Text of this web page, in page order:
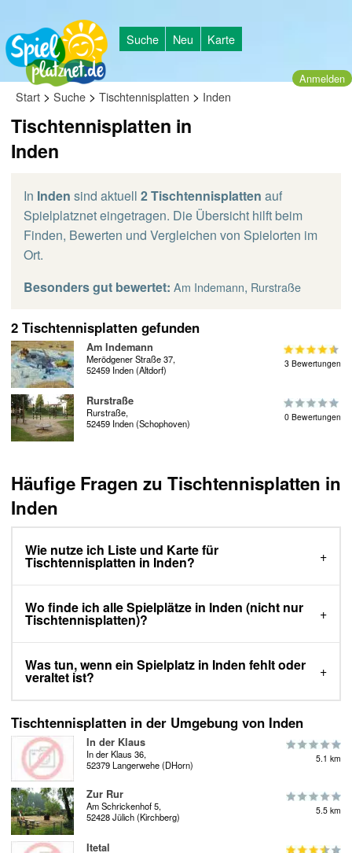
Suche Neu Karte
Anmelden
Start > Suche > Tischtennisplatten > Inden
Tischtennisplatten in
Inden
In Inden sind aktuell 2 Tischtennisplatten auf
Spielplatznet eingetragen. Die Übersicht hilft beim
Finden, Bewerten und Vergleichen von Spielorten im
Ort.
Besonders gut bewertet: Am Indemann, Rurstraße
2 Tischtennisplatten gefunden
Am Indemann
Merödgener Straße 37,
52459 Inden (Altdorf)
3 Bewertungen
Rurstraße
Rurstraße,
52459 Inden (Schophoven)
0 Bewertungen
Häufige Fragen zu Tischtennisplatten in
Inden
Wie nutze ich Liste und Karte für
Tischtennisplatten in Inden?
Wo finde ich alle Spielplätze in Inden (nicht nur
Tischtennisplatten)?
Was tun, wenn ein Spielplatz in Inden fehlt oder
veraltet ist?
Tischtennisplatten in der Umgebung von Inden
In der Klaus
In der Klaus 36,
52379 Langerwehe (DHorn)
5.1 km
Zur Rur
Am Schrickenhof 5,
52428 Jülich (Kirchberg)
5.5 km
Itetal